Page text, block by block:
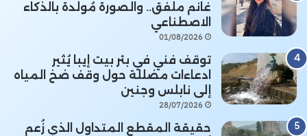
غانم ملفق.. والصورة مُولَّدة بالذكاء
الاصطناعي
01/08/2026
توقف فني في بئر بيت إيبا يُثير
ادعاءات مضللة حول وقف ضخ المياه
إلى نابلس وجنين
28/07/2026
حقيقة المقطع المتداول الذي زُعم